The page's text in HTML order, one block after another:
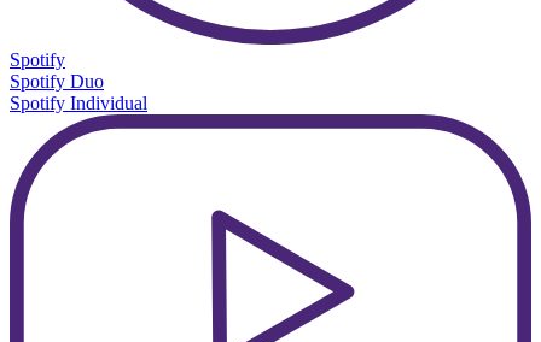
Spotify
Spotify Duo
Spotify Individual